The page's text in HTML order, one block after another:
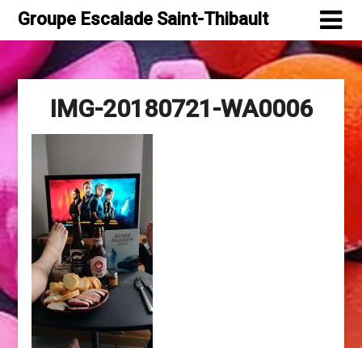
Skip
content
Groupe Escalade Saint-Thibault
IMG-20180721-WA0006